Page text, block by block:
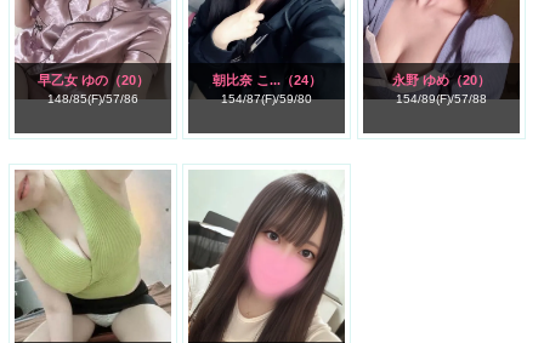
早乙女 ゆの（20）
148/85(F)/57/86
朝比奈 こ...（24）
154/87(F)/59/80
永野 ゆめ（20）
154/89(F)/57/88